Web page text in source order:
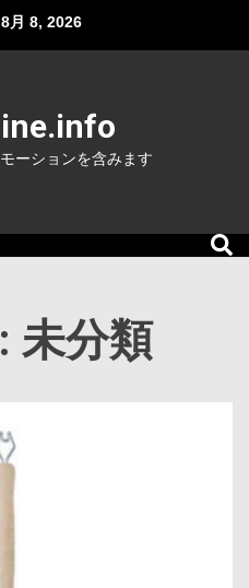
月 8, 2026
ーションを含みます
未分類